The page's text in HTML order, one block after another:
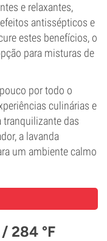
e relaxantes,
antissépticos e
estes benefícios, o
para misturas de
por todo o
culinárias e
tranquilizante das
a lavanda
um ambiente calmo
284 °F